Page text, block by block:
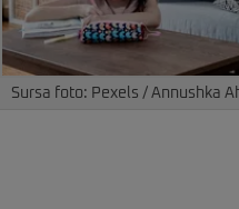
Sursa foto: Pexels / Annushka